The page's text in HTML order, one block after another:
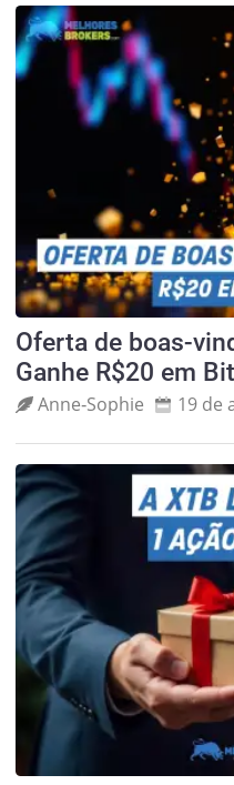
Oferta de boas-
Ganhe R$20 em
Anne‑Sophie 19 de